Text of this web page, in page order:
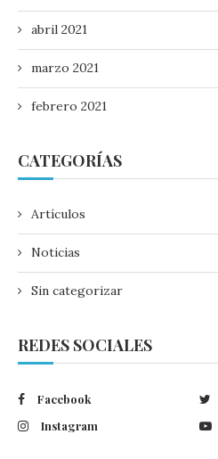
abril 2021
marzo 2021
febrero 2021
CATEGORÍAS
Artículos
Noticias
Sin categorizar
REDES SOCIALES
Facebook
Instagram